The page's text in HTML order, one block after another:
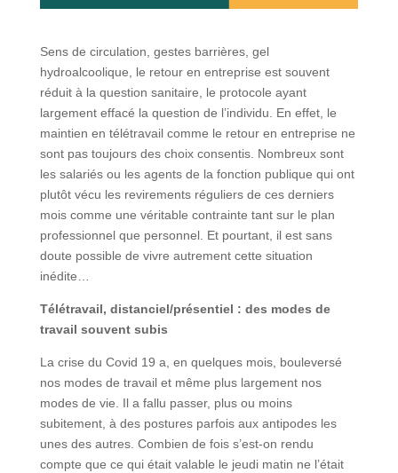
Sens de circulation, gestes barrières, gel
hydroalcoolique, le retour en entreprise est souvent
réduit à la question sanitaire, le protocole ayant
largement effacé la question de l’individu. En effet, le
maintien en télétravail comme le retour en entreprise ne
sont pas toujours des choix consentis. Nombreux sont
les salariés ou les agents de la fonction publique qui ont
plutôt vécu les revirements réguliers de ces derniers
mois comme une véritable contrainte tant sur le plan
professionnel que personnel. Et pourtant, il est sans
doute possible de vivre autrement cette situation
inédite…
Télétravail, distanciel/présentiel : des modes de
travail souvent subis
La crise du Covid 19 a, en quelques mois, bouleversé
nos modes de travail et même plus largement nos
modes de vie. Il a fallu passer, plus ou moins
subitement, à des postures parfois aux antipodes les
unes des autres. Combien de fois s’est-on rendu
compte que ce qui était valable le jeudi matin ne l’était